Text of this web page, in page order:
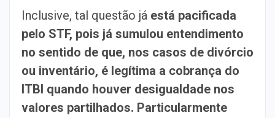
Inclusive, tal questão já está pacificada
pelo STF, pois já sumulou entendimento
no sentido de que, nos casos de divórcio
ou inventário, é legítima a cobrança do
ITBI quando houver desigualdade nos
valores partilhados. Particularmente